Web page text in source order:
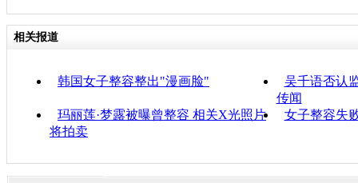
相关报道
韩国女子整容整出"漫画脸"
吴千语否认
传闻
玛丽莲·梦露被曝曾整容 相关X光照片
将拍卖
女子整容失